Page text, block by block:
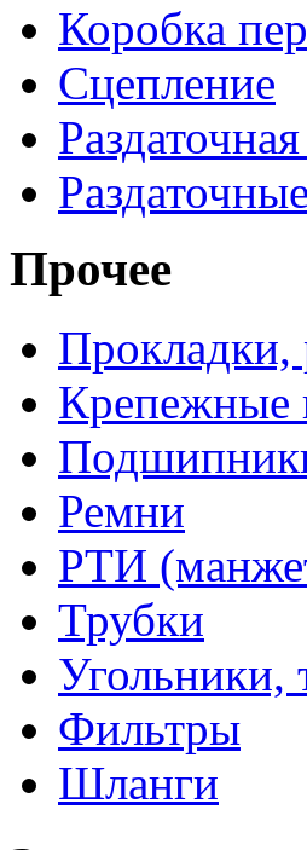
Коробка
Сцепление
Прочее
Прокладки,
Крепежные
Ремни
РТИ
Трубки
Угольники,
Фильтры
Шланги